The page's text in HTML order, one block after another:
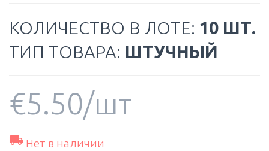
КОЛИЧЕСТВО В ЛОТЕ: 10 ШТ.
ТИП ТОВАРА: ШТУЧНЫЙ
€5.50/шт
 Нет в наличии